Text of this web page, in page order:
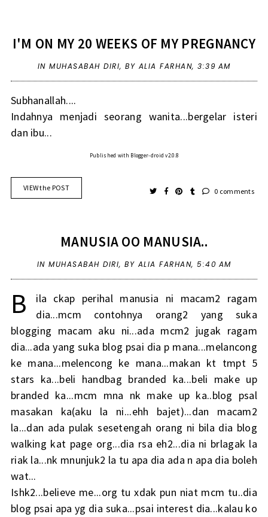
I'M ON MY 20 WEEKS OF MY PREGNANCY
IN MUHASABAH DIRI, BY ALIA FARHAN, 3:39 AM
Subhanallah....
Indahnya menjadi seorang wanita...bergelar isteri
dan ibu...
Published with Blogger-droid v2.0.8
VIEW the POST 0 comments
MANUSIA OO MANUSIA..
IN MUHASABAH DIRI, BY ALIA FARHAN, 5:40 AM
B
ila ckap perihal manusia ni macam2 ragam
dia...mcm contohnya orang2 yang suka
blogging macam aku ni...ada mcm2 jugak ragam
dia...ada yang suka blog psai dia p mana...melancong
ke mana...melencong ke mana...makan kt tmpt 5
stars ka...beli handbag branded ka...beli make up
branded ka...mcm mna nk make up ka..blog psal
masakan ka(aku la ni...ehh bajet)...dan macam2
la...dan ada pulak sesetengah orang ni bila dia blog
walking kat page org...dia rsa eh2...dia ni brlagak la
riak la...nk mnunjuk2 la tu apa dia ada n apa dia boleh
wat...
Ishk2...believe me...org tu xdak pun niat mcm tu..dia
blog psai apa yg dia suka...psai interest dia...kalau ko